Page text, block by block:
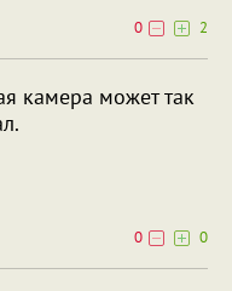
0
2
камера может так
0
0